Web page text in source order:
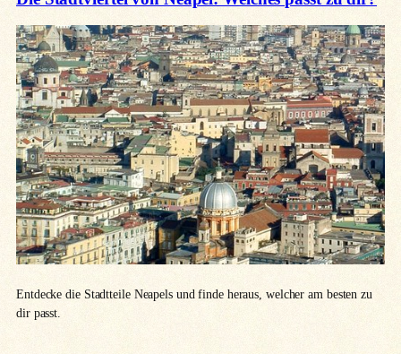
Entdecke die Stadtteile Neapels und finde heraus, welcher am besten zu
dir passt.